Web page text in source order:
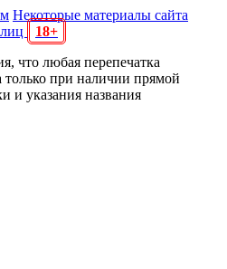
Некоторые материалы сайта
18+
что любая перепечатка
только при наличии прямой
и указания названия